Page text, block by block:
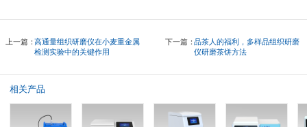
上一篇：高通量组织研磨仪在小麦重金属
检测实验中的关键作用
下一篇：品茶人的福利，多样品组织研磨
仪研磨茶饼方法
相关产品